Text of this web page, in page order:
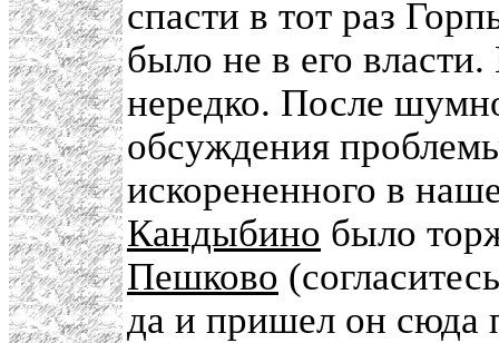
спасти в тот раз
было не в его
нередко. После
обсуждения
искорененного в
Кандыбино было
Пешково
да и пришел он сюда